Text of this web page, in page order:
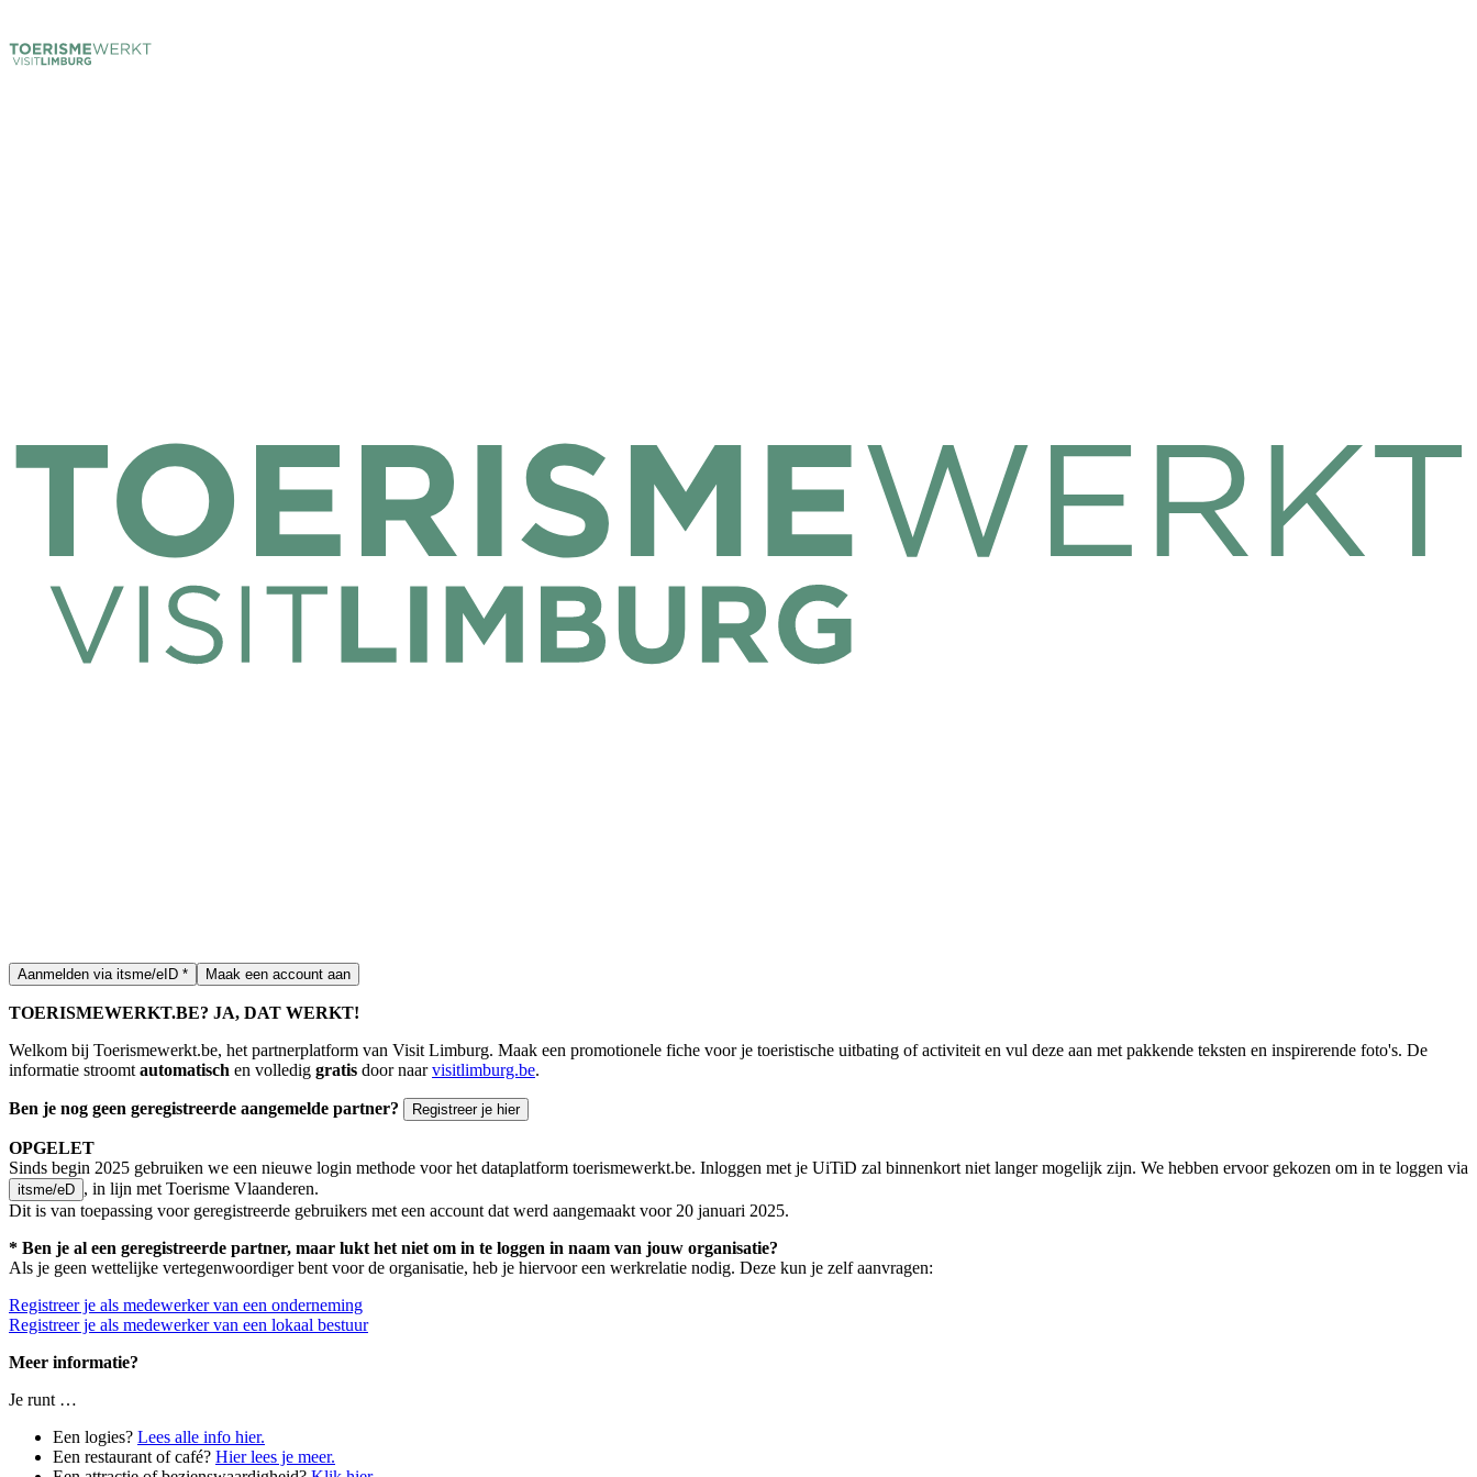
Aanmelden via itsme/eID * Maak een account aan
TOERISMEWERKT.BE? JA, DAT WERKT!
Welkom bij Toerismewerkt.be, het partnerplatform van Visit Limburg. Maak een promotionele fiche voor je toeristische uitbating of activiteit en vul deze aan met pakkende teksten en inspirerende foto's. De
informatie stroomt automatisch en volledig gratis door naarvisitlimburg.be.
Ben je nog geen geregistreerde aangemelde partner? Registreer je hier
OPGELET
Sinds begin 2025 gebruiken we een nieuwe login methode voor het dataplatform toerismewerkt.be. Inloggen met je UiTiD zal binnenkort niet langer mogelijk zijn. We hebben ervoor gekozen om in te loggen via
itsme/eD , in lijn met Toerisme Vlaanderen.
Dit is van toepassing voor geregistreerde gebruikers met een account dat werd aangemaakt voor 20 januari 2025.
* Ben je al een geregistreerde partner, maar lukt het niet om in te loggen in naam van jouw organisatie?
Als je geen wettelijke vertegenwoordiger bent voor de organisatie, heb je hiervoor een werkrelatie nodig. Deze kun je zelf aanvragen:
Registreer je als medewerker van een onderneming
Registreer je als medewerker van een lokaal bestuur
Meer informatie?
Je runt …
Een logies? Lees alle info hier.
Een restaurant of café? Hier lees je meer.